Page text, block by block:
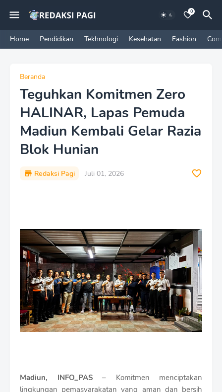
0
Home Pendidikan Tekhnologi Kesehatan Fashion
Beranda
Teguhkan Komitmen Zero
HALINAR, Lapas Pemuda
Madiun Kembali Gelar Razia
Blok Hunian
Redaksi Pagi Juli 01, 2026
Madiun, INFO_PAS– Komitmen menciptakan
lingkungan pemasyarakatan yang aman dan bersih
u
m
B
y
R
a
u
s
h
a
n
g
n